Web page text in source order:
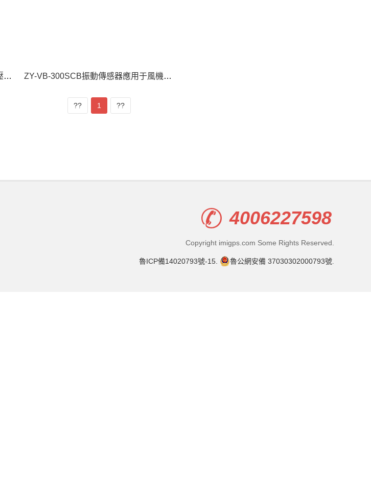
ZY-VB-420SCB振動傳感器應用于空壓機振動在線監測 ZY-VB-300SCB振動傳感器應用于風機電機振動監測案例
?? 1 ??
4006227598
Copyright imigps.com Some Rights Reserved.
魯ICP備14020793號-15. 魯公網安備 37030302000793號